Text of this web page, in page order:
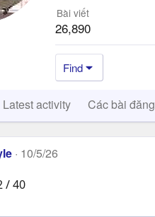
Bài viết
26,890
Find
Latest activity Các bài đăng
10/5/26
/ 40